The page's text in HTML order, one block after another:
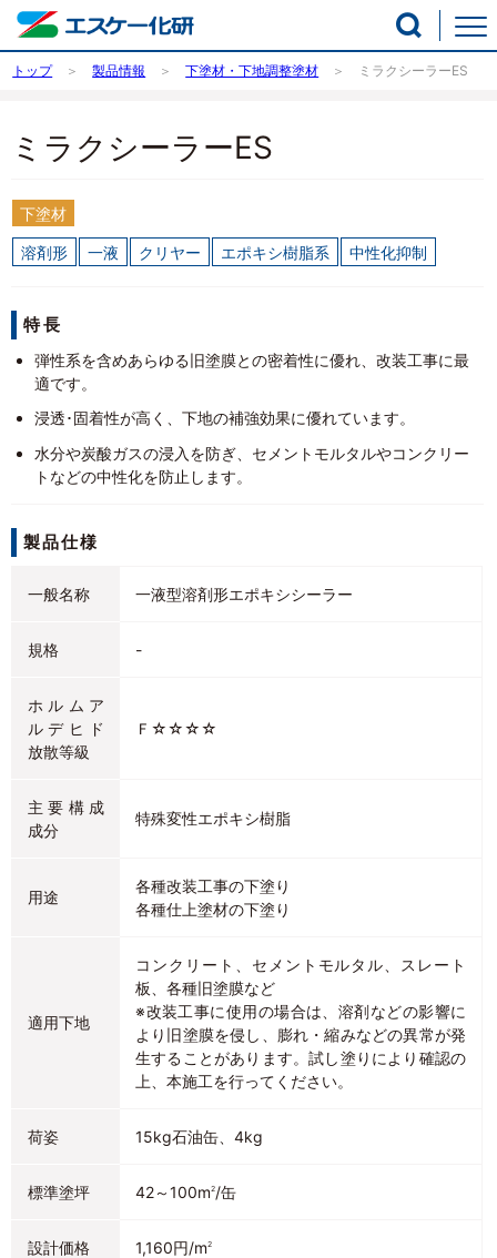
トップ 製品情報 下塗材・下地調整塗材 ミラクシーラーES
ミラクシーラーES
下塗材
溶剤形 一液 クリヤー エポキシ樹脂系 中性化抑制
特長
­弾性系を含めあらゆる旧塗膜との密着性に優れ、改装工事に最
適です。
­浸透･固着性が高く、下地の補強効果に優れています。
­水分や炭酸ガスの浸入を防ぎ、セメントモルタルやコンクリー
トなどの中性化を防止します。
製品仕様
一般名称 一液型溶剤形エポキシシーラー
規格 -
ホルムア
ルデヒド
放散等級
Ｆ☆☆☆☆
主要構成
成分
特殊変性エポキシ樹脂
用途
各種改装工事の下塗り
各種仕上塗材の下塗り
適用下地
コンクリート、セメントモルタル、スレート
板、各種旧塗膜など
※改装工事に使用の場合は、溶剤などの影響に
より旧塗膜を侵し、膨れ・縮みなどの異常が発
生することがあります。試し塗りにより確認の
上、本施工を行ってください。
荷姿 15kg石油缶、4kg
標準塗坪 42～100m2/缶
設計価格 1,160円/m2